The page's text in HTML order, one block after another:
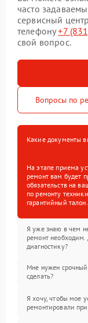
часто
сервисный
телефону+7
свой вопрос.
Вопросы по
Какие документы
На этапе приема
ремонт вам будет
обязательств на
по ремонту
гарантийный талон.
Я уже знаю в чем
ремонт необходим.
диагностику?
Мне нужен
сделать?
Я хочу, чтобы мое
ремонтировали